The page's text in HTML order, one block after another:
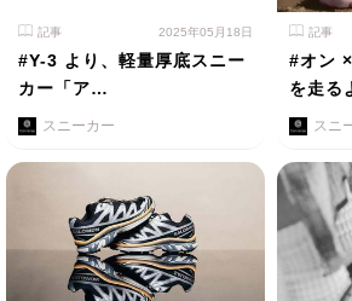
記事 2025年05月18日
#Y-3 より、軽量厚底スニー
カー「ア…
スニーカー
記事
#オン
を走る
スニ